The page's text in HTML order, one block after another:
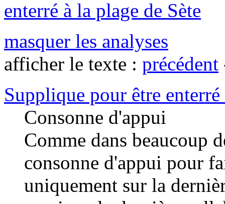
masquer les analyses
afficher le texte : précédent
Supplique pour être enterré
Consonne d'appui
Comme dans beaucoup
consonne d'appui pour
uniquement sur la